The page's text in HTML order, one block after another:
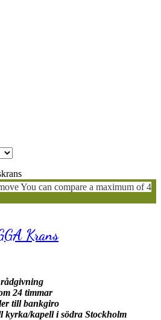
You can compare a maximum of 4
Krans
24 timmar
till bankgiro
kyrka/kapell i södra Stockholm